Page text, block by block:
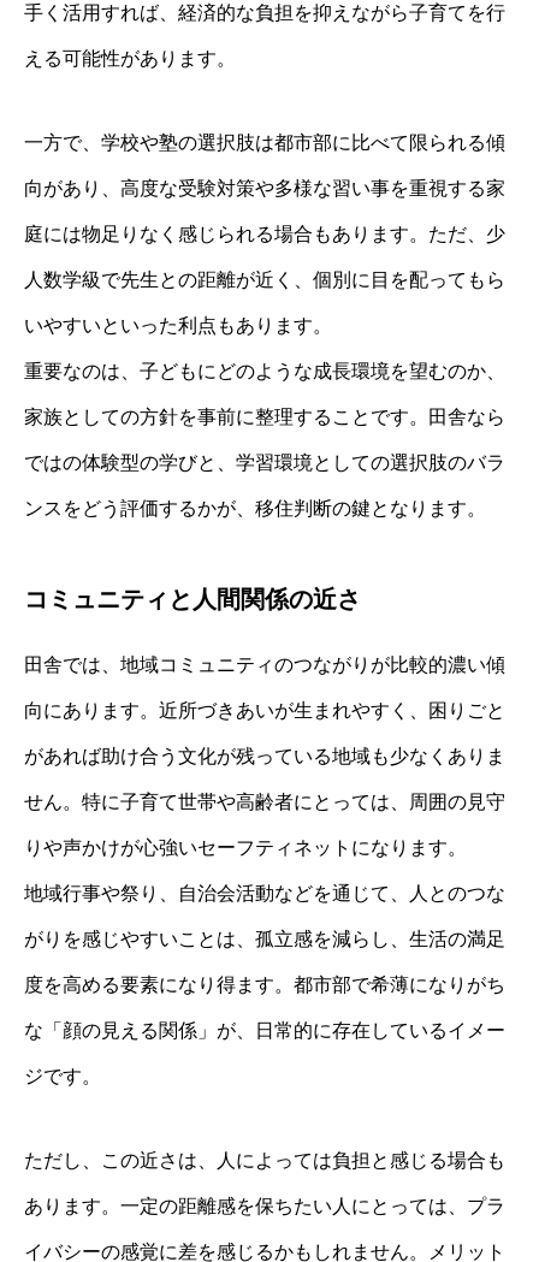
手く活用すれば、経済的な負担を抑えながら子育てを行
える可能性があります。
一方で、学校や塾の選択肢は都市部に比べて限られる傾
向があり、高度な受験対策や多様な習い事を重視する家
庭には物足りなく感じられる場合もあります。ただ、少
人数学級で先生との距離が近く、個別に目を配ってもら
いやすいといった利点もあります。
重要なのは、子どもにどのような成長環境を望むのか、
家族としての方針を事前に整理することです。田舎なら
ではの体験型の学びと、学習環境としての選択肢のバラ
ンスをどう評価するかが、移住判断の鍵となります。
コミュニティと人間関係の近さ
田舎では、地域コミュニティのつながりが比較的濃い傾
向にあります。近所づきあいが生まれやすく、困りごと
があれば助け合う文化が残っている地域も少なくありま
せん。特に子育て世帯や高齢者にとっては、周囲の見守
りや声かけが心強いセーフティネットになります。
地域行事や祭り、自治会活動などを通じて、人とのつな
がりを感じやすいことは、孤立感を減らし、生活の満足
度を高める要素になり得ます。都市部で希薄になりがち
な「顔の見える関係」が、日常的に存在しているイメー
ジです。
ただし、この近さは、人によっては負担と感じる場合も
あります。一定の距離感を保ちたい人にとっては、プラ
イバシーの感覚に差を感じるかもしれません。メリット